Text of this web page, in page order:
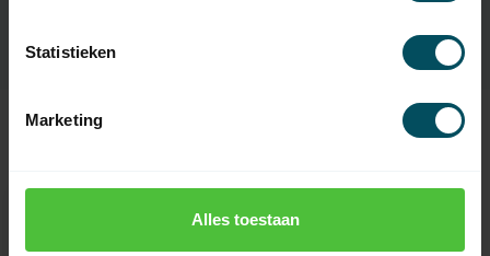
Statistieken
Marketing
Alles toestaan